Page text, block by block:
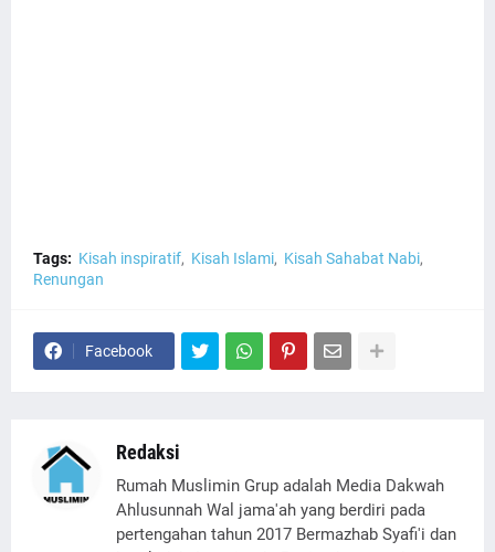
Tags: Kisah inspiratif Kisah Islami
Kisah Sahabat Nabi
Renungan
Facebook
Redaksi
Rumah Muslimin Grup adalah Media Dakwah
Ahlusunnah Wal jama'ah yang berdiri pada
pertengahan tahun 2017 Bermazhab Syafi'i dan